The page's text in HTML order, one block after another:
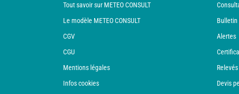
Tout savoir sur METEO CONSULT
Le modèle METEO CONSULT
CGV
CGU
Mentions légales
Infos cookies
Bulletin
Alertes
Devis